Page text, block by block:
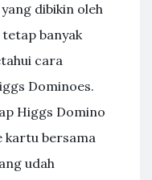
dibikin oleh
banyak
cara
Dominoes.
Higgs Domino
kartu bersama
udah